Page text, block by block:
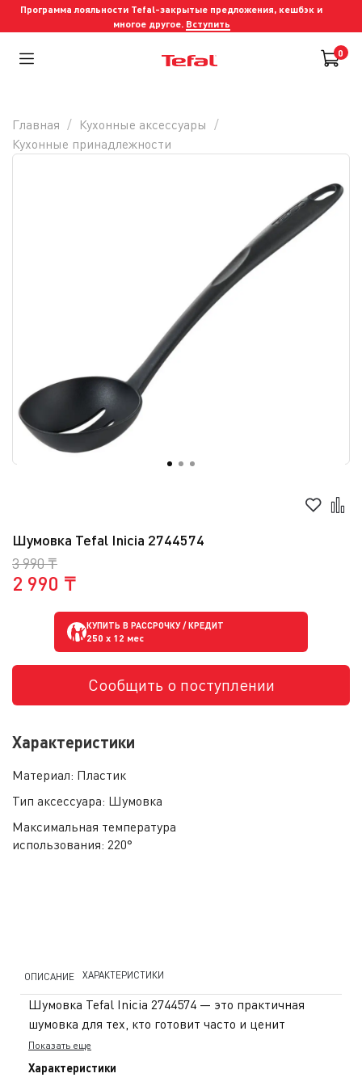
Программа лояльности Tefal-закрытые предложения, кешбэк и
многое другое. Вступить
0
Шумовка Tefal Inicia 2744574
3 990 ₸
2 990 ₸
КУПИТЬ В РАССРОЧКУ / КРЕДИТ
250 x 12 мес
Сообщить о поступлении
Характеристики
Материал: Пластик
Тип аксессуара: Шумовка
Максимальная температура
использования: 220°
Главная
Кухонные аксессуары
Кухонные принадлежности
ОПИСАНИЕ ХАРАКТЕРИСТИКИ
Шумовка Tefal Inicia 2744574 — это практичная
шумовка для тех, кто готовит часто и ценит
удобство в деталях. Перфорация быстро и
эффективно удаляет лишнюю воду или масло —
Показать еще
Характеристики